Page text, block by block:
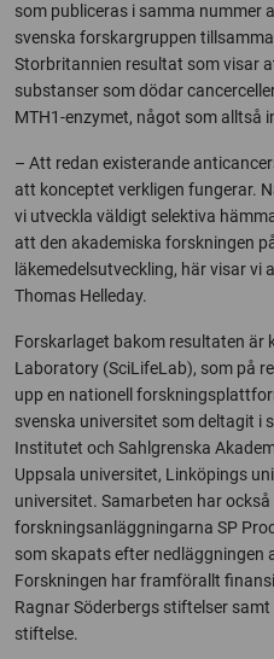
som publiceras i samma nummer
svenska forskargruppen
Storbritannien resultat som visar
substanser som dödar
MTH1-enzymet, något som alltså
– Att redan existerande
att konceptet verkligen fungerar.
vi utveckla väldigt selektiva
att den akademiska forskningen
läkemedelsutveckling, här visar vi
Thomas Helleday.
Forskarlaget bakom resultaten är
Laboratory (SciLifeLab), som på
upp en nationell
svenska universitet som deltagit i
Institutet och Sahlgrenska
Uppsala universitet, Linköpings
universitet. Samarbeten har också
forskningsanläggningarna SP
som skapats efter nedläggningen
Forskningen har framförallt
Ragnar Söderbergs stiftelser
stiftelse.